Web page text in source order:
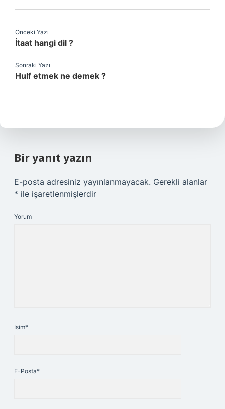
Önceki Yazı
İtaat hangi dil ?
Sonraki Yazı
Hulf etmek ne demek ?
Bir yanıt yazın
E-posta adresiniz yayınlanmayacak. Gerekli alanlar
* ile işaretlenmişlerdir
Yorum
İsim*
E-Posta*